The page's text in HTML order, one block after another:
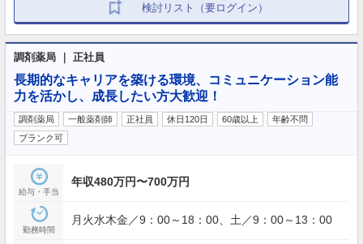
検討リスト（要ログイン）
調剤薬局 ｜ 正社員
長期的なキャリアを築ける環境、コミュニケーション能
力を活かし、成長したい方大歓迎！
調剤薬局 一般薬剤師 正社員 休日120日 60歳以上
年齢不問
ブランク可
給与・手当
年収480万円〜700万円
勤務時間
月火水木金／9：00～18：00、土／9：00～13：00